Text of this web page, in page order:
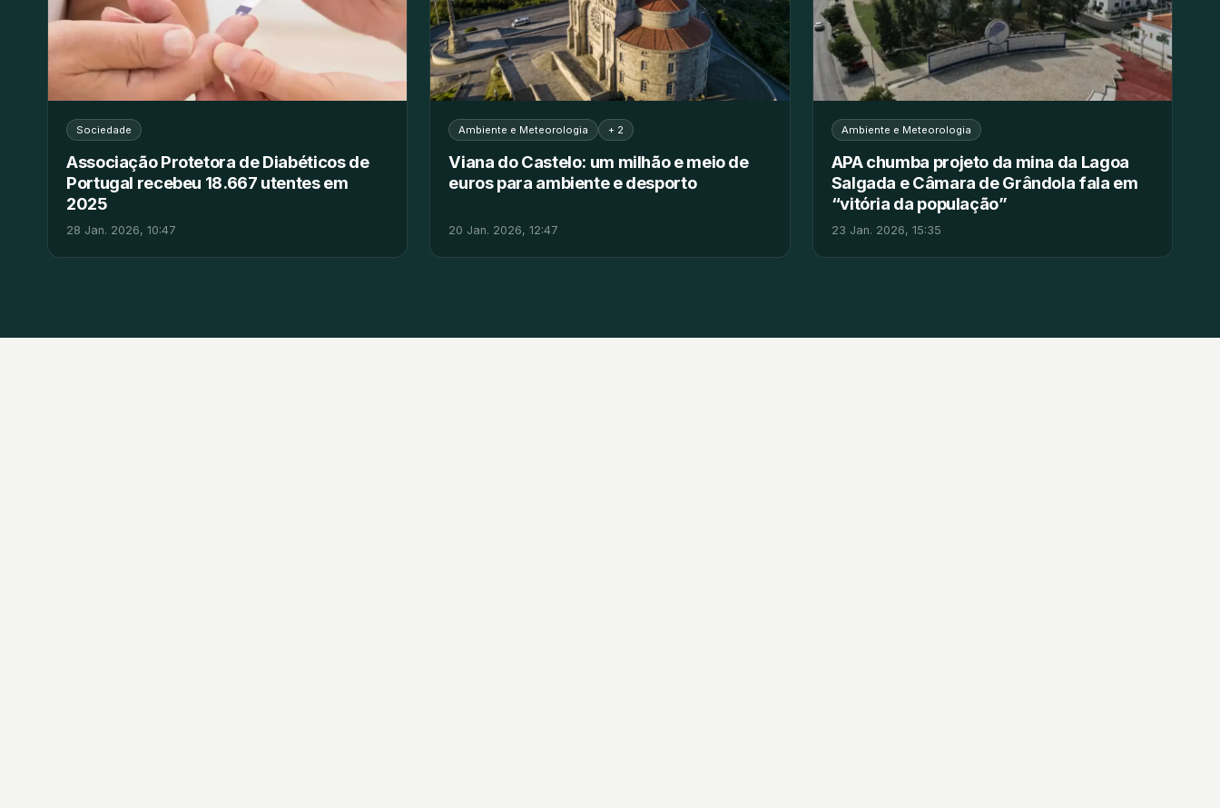
Sociedade
Associação Protetora de Diabéticos de
Portugal recebeu 18.667 utentes em
2025
28 Jan. 2026, 10:47
Ambiente e Meteorologia + 2
Viana do Castelo: um milhão e meio de
euros para ambiente e desporto
20 Jan. 2026, 12:47
Ambiente e Meteorologia
APA chumba projeto da mina da Lagoa
Salgada e Câmara de Grândola fala em
“vitória da população”
23 Jan. 2026, 15:35